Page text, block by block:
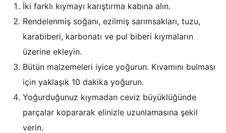
İki farklı kıymayı karıştırma kabına alın.
Rendelenmiş soğanı, ezilmiş sarımsakları, tuzu,
karabiberi, karbonatı ve pul biberi kıymaların
üzerine ekleyin.
Bütün malzemeleri iyice yoğurun. Kıvamını bulması
için yaklaşık 10 dakika yoğurun.
Yoğurduğunuz kıymadan ceviz büyüklüğünde
parçalar kopararak elinizle uzunlamasına şekil
verin.